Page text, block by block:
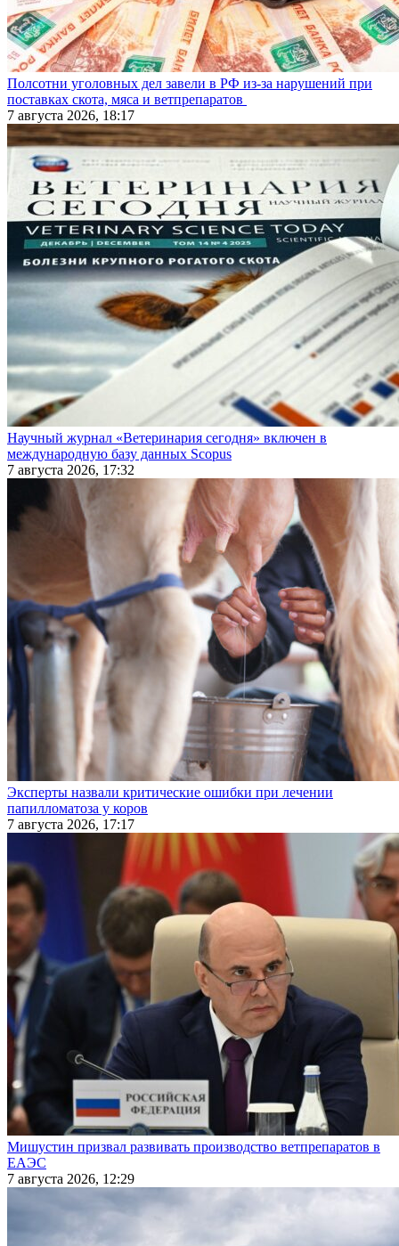
Полсотни уголовных дел завели в РФ из-за нарушений при
поставках скота, мяса и ветпрепаратов
7 августа 2026, 18:17
Научный журнал «Ветеринария сегодня» включен в
международную базу данных Scopus
7 августа 2026, 17:32
Эксперты назвали критические ошибки при лечении
папилломатоза у коров
7 августа 2026, 17:17
Мишустин призвал развивать производство ветпрепаратов в
ЕАЭС
7 августа 2026, 12:29